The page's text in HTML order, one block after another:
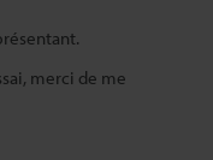
merci de me